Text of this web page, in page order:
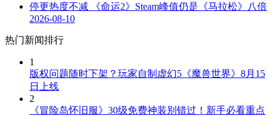
停更热度不减 《命运2》Steam峰值仍是《马拉松》八倍
2026-08-10
热门新闻排行
1
版权问题随时下架？玩家自制虚幻5《魔兽世界》8月15
日上线
2
《冒险岛怀旧服》30级免费神装别错过！新手必看重点